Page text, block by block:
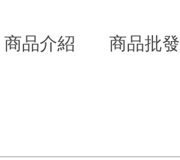
商品介紹 商品批發